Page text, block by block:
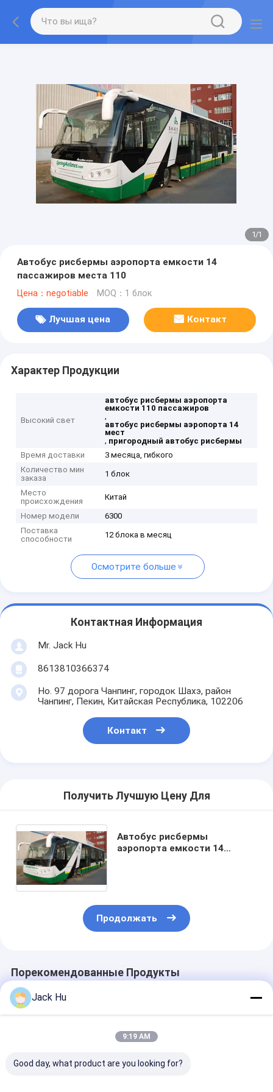
1/1
Автобус рисбермы аэропорта емкости 14
пассажиров места 110
Цена：negotiable MOQ：1 блок
Лучшая цена Контакт
Характер Продукции
Высокий свет
автобус рисбермы аэропорта
емкости 110 пассажиров
,
автобус рисбермы аэропорта 14
мест
, пригородный автобус рисбермы
Время доставки
3 месяца, гибкого
Количество мин
заказа
1 блок
Место
происхождения
Китай
Номер модели
6300
Поставка
способности
12 блока в месяц
Осмотрите больше
Контактная Информация
Mr. Jack Hu
8613810366374
Но. 97 дорога Чанпинг, городок Шахэ, район
Чанпинг, Пекин, Китайская Республика, 102206
Контакт
Получить Лучшую Цену Для
Автобус рисбермы
аэропорта емкости 14
Продолжать
Порекомендованные Продукты
Jack Hu
9:19 AM
Good day, what product are you looking for?